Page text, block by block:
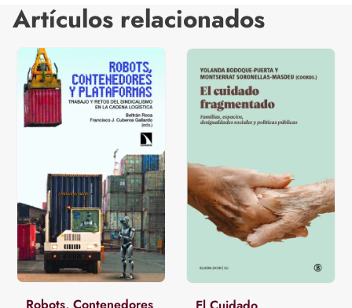
Artículos relacionados
Robots, Contenedores